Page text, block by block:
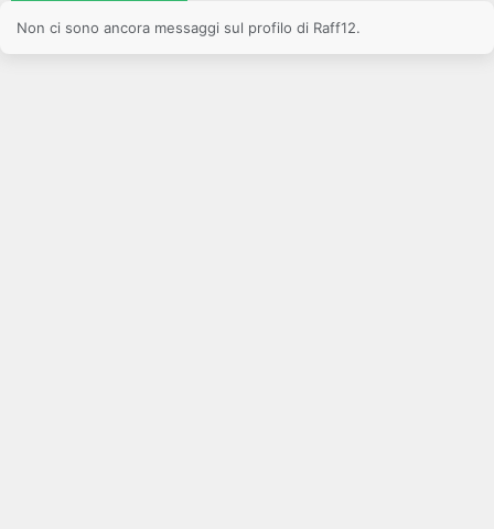
Non ci sono ancora messaggi sul profilo di Raff12.